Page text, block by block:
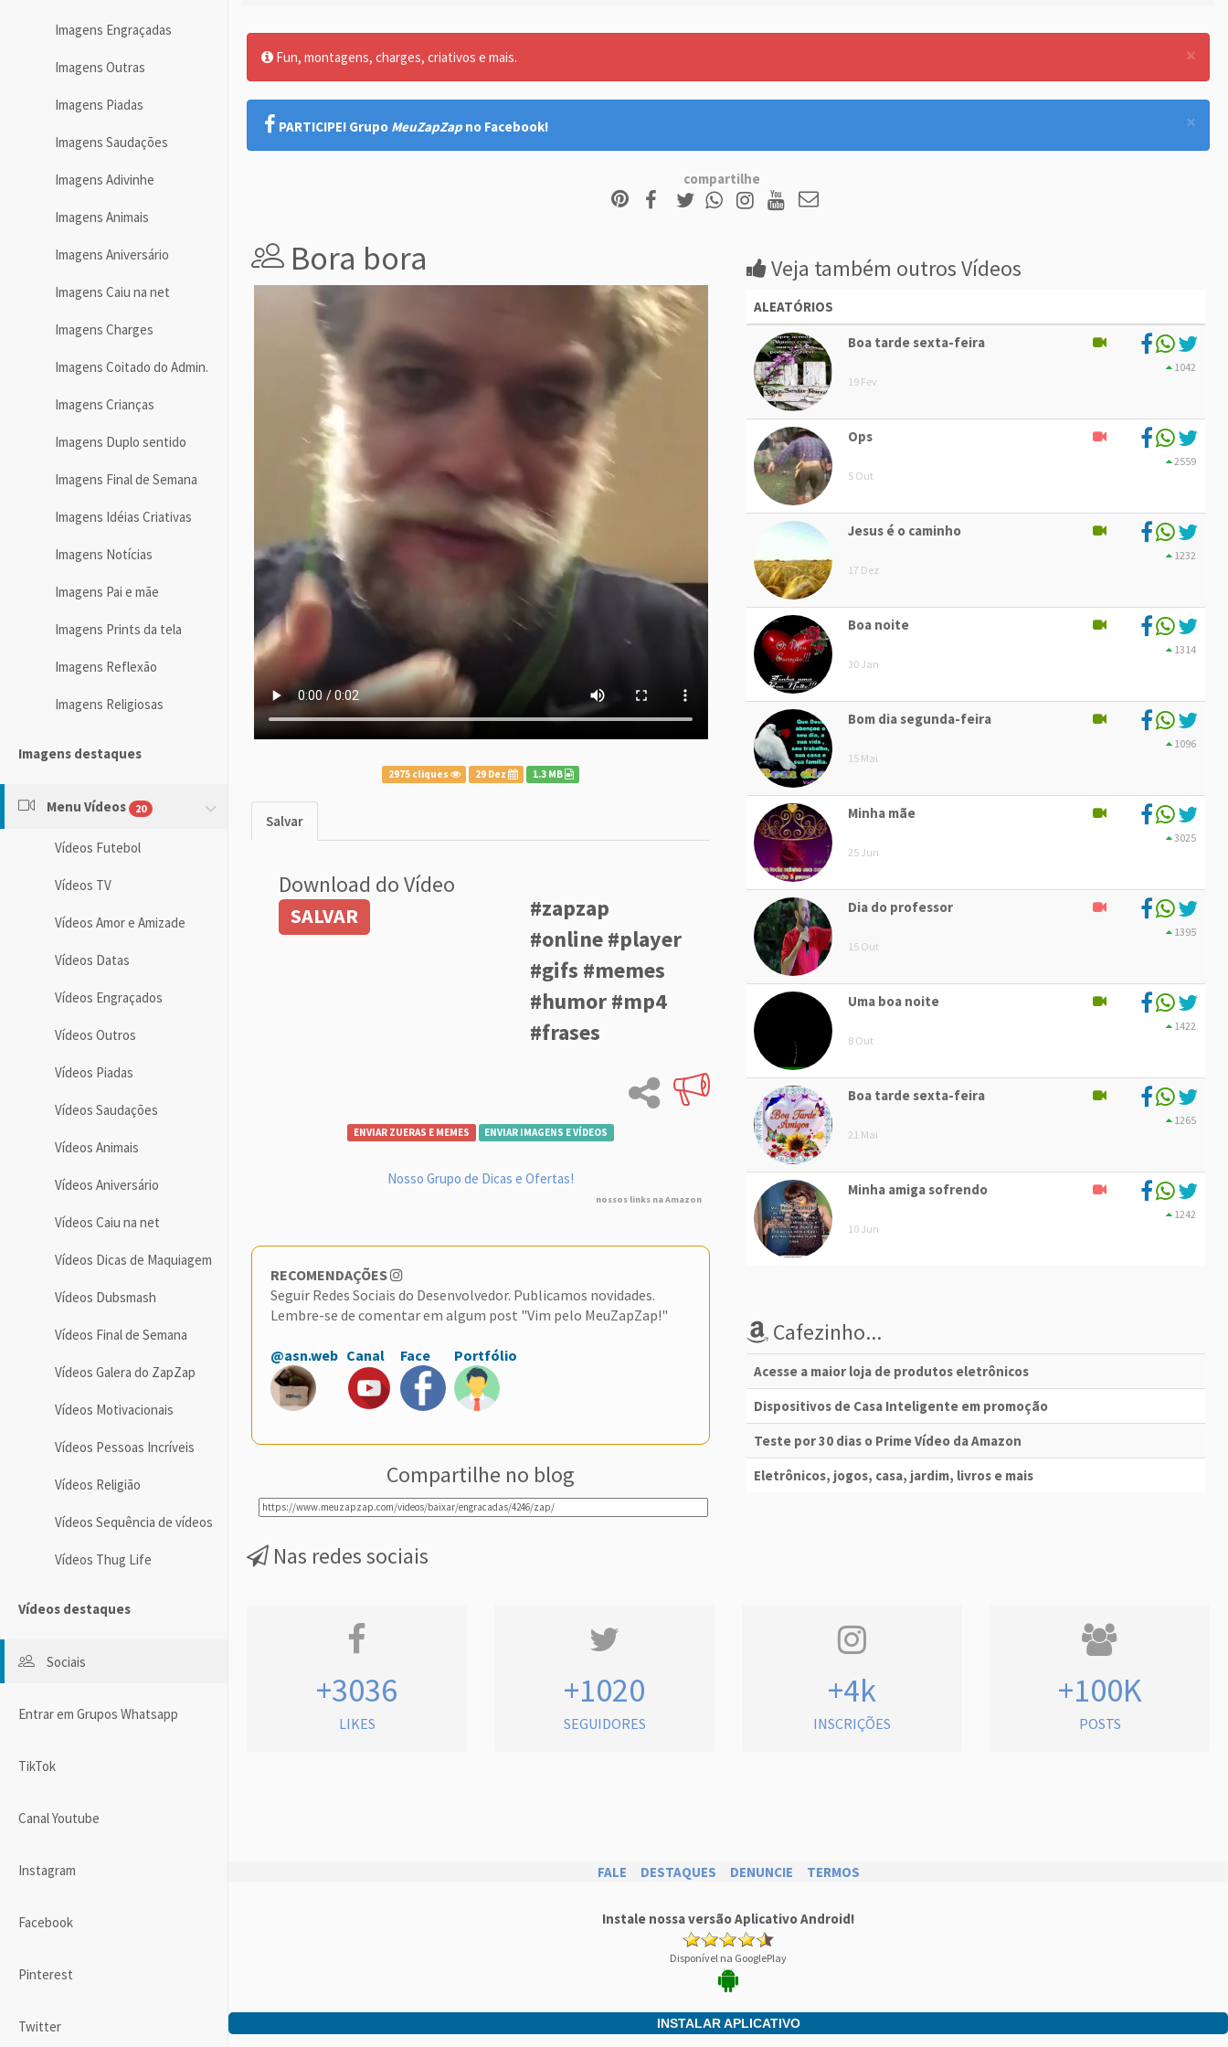
Imagens Engraçadas
Imagens Outras
Imagens Piadas
Imagens Saudações
Imagens Adivinhe
Imagens Animais
Imagens Aniversário
Imagens Caiu na net
Imagens Charges
Imagens Coitado do Admin.
Imagens Crianças
Imagens Duplo sentido
Imagens Final de Semana
Imagens Idéias Criativas
Imagens Notícias
Imagens Pai e mãe
Imagens Prints da tela
Imagens Reflexão
Imagens Religiosas
Imagens destaques
Menu Vídeos 20
Vídeos Futebol
Vídeos TV
Vídeos Amor e Amizade
Vídeos Datas
Vídeos Engraçados
Vídeos Outros
Vídeos Piadas
Vídeos Saudações
Vídeos Animais
Vídeos Aniversário
Vídeos Caiu na net
Vídeos Dicas de Maquiagem
Vídeos Dubsmash
Vídeos Final de Semana
Vídeos Galera do ZapZap
Vídeos Motivacionais
Vídeos Pessoas Incríveis
Vídeos Religião
Vídeos Sequência de vídeos
Vídeos Thug Life
Vídeos destaques
Sociais
Entrar em Grupos Whatsapp
TikTok
Canal Youtube
Instagram
Facebook
Pinterest
Twitter
×
Fun, montagens, charges, criativos e mais.
×
PARTICIPE! Grupo MeuZapZap no Facebook!
compartilhe
Bora bora
2975 cliques 29 Dez 1.3 MB
Salvar
Download do Vídeo
SALVAR
#zapzap
#online #player
#gifs #memes
#humor #mp4
#frases
ENVIAR ZUERAS E MEMES ENVIAR IMAGENS E VÍDEOS
Nosso Grupo de Dicas e Ofertas!
nossos links na Amazon
RECOMENDAÇÕES
Seguir Redes Sociais do Desenvolvedor. Publicamos novidades.
Lembre-se de comentar em algum post "Vim pelo MeuZapZap!"
@asn.web Canal Face Portfólio
Compartilhe no blog
Veja também outros Vídeos
ALEATÓRIOS
Boa tarde sexta-feira
19 Fev
1042
Ops
5 Out
2559
Jesus é o caminho
17 Dez
1232
Boa noite
30 Jan
1314
Bom dia segunda-feira
15 Mai
1096
Minha mãe
25 Jun
3025
Dia do professor
15 Out
1395
Uma boa noite
8 Out
1422
Boa tarde sexta-feira
21 Mai
1265
Minha amiga sofrendo
10 Jun
1242
Cafezinho...
Acesse a maior loja de produtos eletrônicos
Dispositivos de Casa Inteligente em promoção
Teste por 30 dias o Prime Vídeo da Amazon
Eletrônicos, jogos, casa, jardim, livros e mais
Nas redes sociais
+3036
LIKES
+1020
SEGUIDORES
+4k
INSCRIÇÕES
+100K
POSTS
FALE DESTAQUES DENUNCIE TERMOS
Instale nossa versão Aplicativo Android!
Disponível na GooglePlay
INSTALAR APLICATIVO